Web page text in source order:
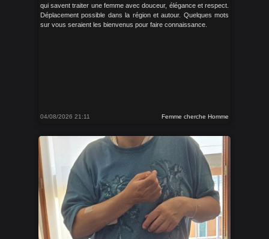
qui savent traiter une femme avec douceur, élégance et respect.
Déplacement possible dans la région et autour. Quelques mots
sur vous seraient les bienvenus pour faire connaissance.
04/08/2026 21:11 Femme cherche Homme